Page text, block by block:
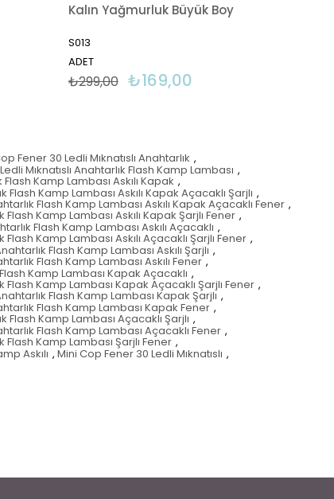
Kalın Yağmurluk Büyük Boy
S013
ADET
₺169,00
₺299,00
Fener 30 Ledli Mıknatıslı Anahtarlık ,
Mıknatıslı Anahtarlık Flash Kamp Lambası ,
Kamp Lambası Askılı Kapak ,
Flash Kamp Lambası Askılı Kapak Açacaklı Şarjlı ,
Flash Kamp Lambası Askılı Kapak Açacaklı Fener ,
Kamp Lambası Askılı Kapak Şarjlı Fener ,
Flash Kamp Lambası Askılı Açacaklı ,
Kamp Lambası Askılı Açacaklı Şarjlı Fener ,
Flash Kamp Lambası Askılı Şarjlı ,
Flash Kamp Lambası Askılı Fener ,
Kamp Lambası Kapak Açacaklı ,
Flash Kamp Lambası Kapak Açacaklı Şarjlı Fener ,
Flash Kamp Lambası Kapak Şarjlı ,
Flash Kamp Lambası Kapak Fener ,
Flash Kamp Lambası Açacaklı Şarjlı ,
Flash Kamp Lambası Açacaklı Fener ,
Flash Kamp Lambası Şarjlı Fener ,
Askılı , Mini Cop Fener 30 Ledli Mıknatıslı ,